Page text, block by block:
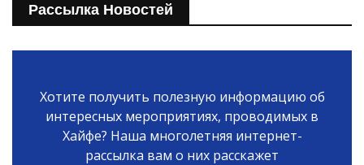
Рассылка Новостей
Хотите получить полезную информацию об
интересных мероприятиях, проводимых в
Хайфе? Наша многолетняя интернет-
рассылка вам о них расскажет